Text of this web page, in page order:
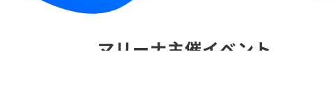
マリーナ主催イベント